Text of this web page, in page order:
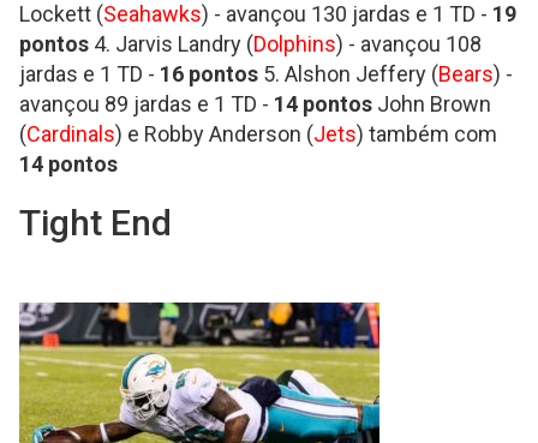
Lockett (Seahawks) - avançou 130 jardas e 1 TD - 19
pontos 4. Jarvis Landry (Dolphins) - avançou 108
jardas e 1 TD - 16 pontos 5. Alshon Jeffery (Bears) -
avançou 89 jardas e 1 TD - 14 pontos John Brown
(Cardinals) e Robby Anderson (Jets) também com
14 pontos
Tight End